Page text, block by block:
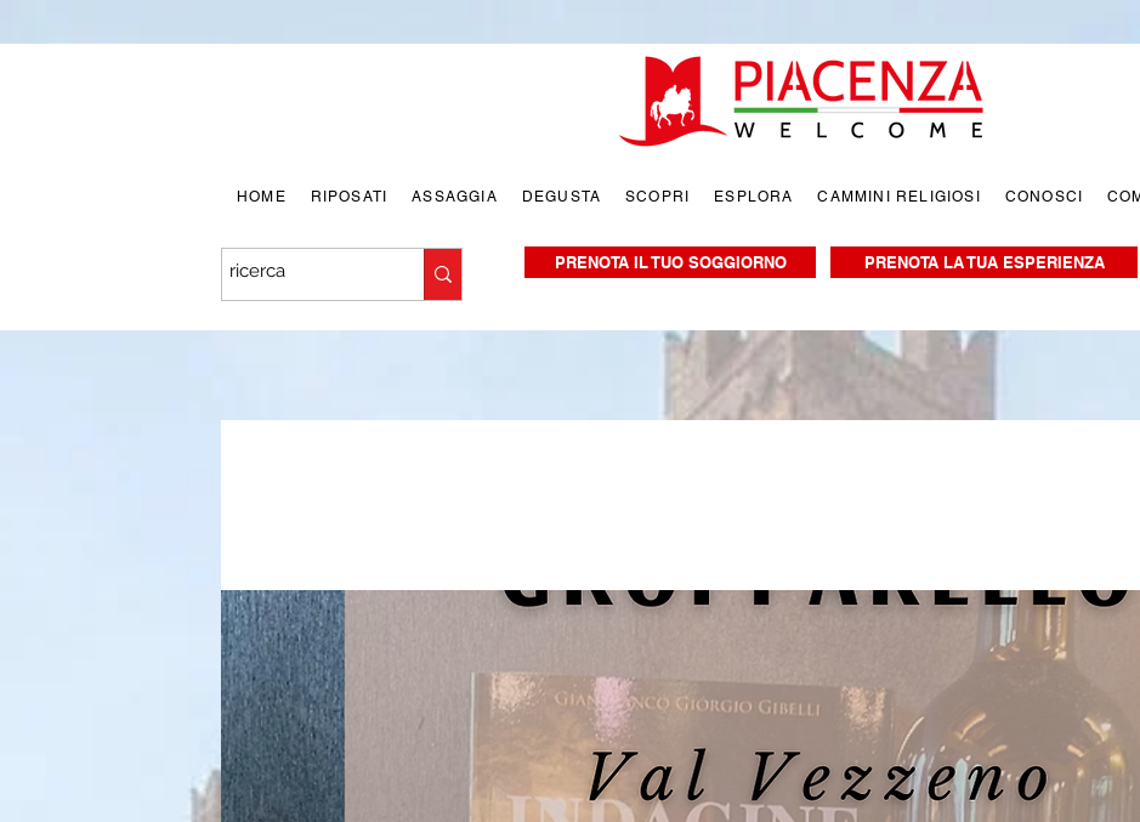
HOME RIPOSATI ASSAGGIA DEGUSTA SCOPRI ESPLORA CAMMINI RELIGIOSI CONOSCI
PRENOTA IL TUO SOGGIORNO PRENOTA LA TUA ESPERIENZA